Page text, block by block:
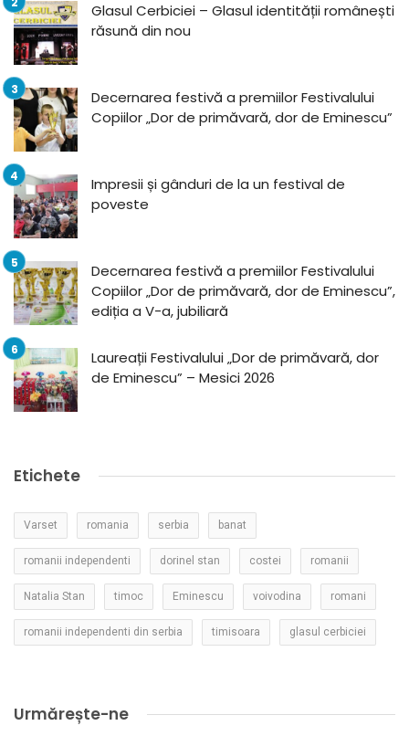
Glasul Cerbiciei – Glasul identității românești
răsună din nou
Decernarea festivă a premiilor Festivalului
Copiilor „Dor de primăvară, dor de Eminescu”
Impresii și gânduri de la un festival de
poveste
Decernarea festivă a premiilor Festivalului
Copiilor „Dor de primăvară, dor de Eminescu”,
ediția a V-a, jubiliară
Laureații Festivalului „Dor de primăvară, dor
de Eminescu” – Mesici 2026
Etichete
Varset romania serbia banat
romanii independenti dorinel stan costei romanii
Natalia Stan timoc Eminescu voivodina romani
romanii independenti din serbia timisoara glasul cerbiciei
Urmărește-ne